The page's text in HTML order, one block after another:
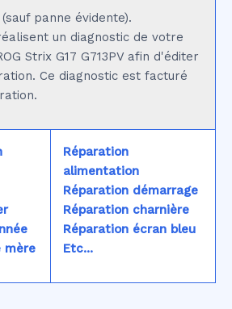
(sauf panne évidente).
un diagnostic de votre
Strix G17 G713PV afin d'éditer
Ce diagnostic est facturé
mère
Réparation
alimentation
Réparation démarrage
Réparation charnière
Réparation écran bleu
Etc...